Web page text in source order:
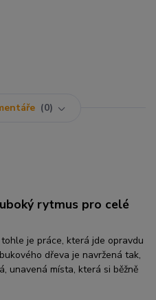
0
rytmus pro celé
je práce, která jde opravdu
dřeva je navržená tak,
unavená místa, která si běžně